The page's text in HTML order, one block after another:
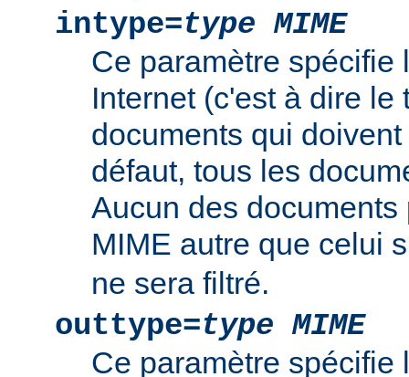
intype=type MIME
Ce paramètre spécifie
Internet (c'est à dire le
documents qui
défaut, tous les
Aucun des
MIME autre que celui
ne sera filtré.
outtype=type MIME
Ce paramètre spécifie